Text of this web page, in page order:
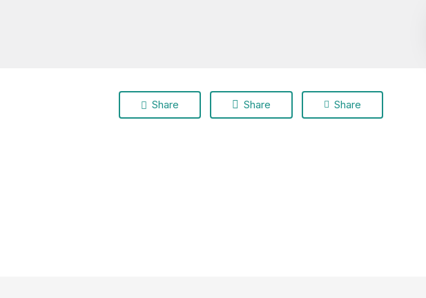
Share Share Share